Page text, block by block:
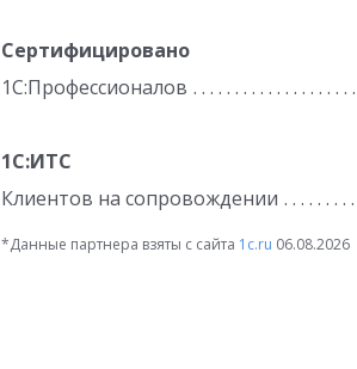
Сертифицировано
1С:Профессионалов
1С:ИТС
Клиентов на сопровождении
*Данные партнера взяты с сайта 1c.ru 06.08.2026